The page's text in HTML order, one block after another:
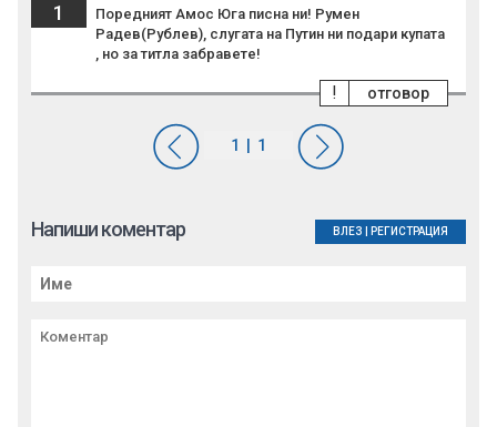
1
Поредният Амос Юга писна ни! Румен
Радев(Рублев), слугата на Путин ни подари купата
, но за титла забравете!
отговор
!
Напиши коментар ВЛЕЗ РЕГИСТРАЦИЯ